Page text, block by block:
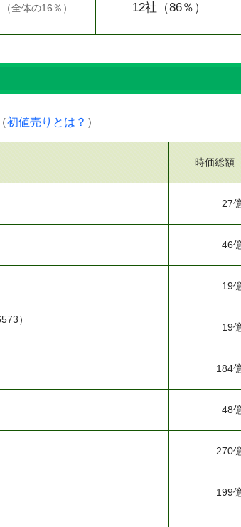
（全体の16％ ） 12社 （86％）
初値売りとは？ ）
時価総額
27
46
19
）
19
184
48
270
199